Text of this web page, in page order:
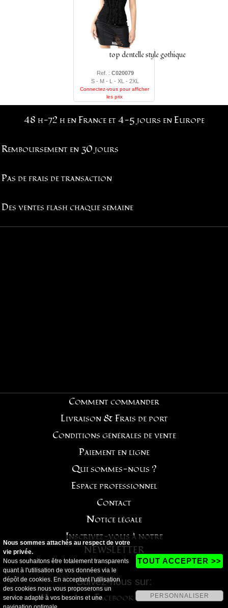
top dentelle style gothique
Ref. : C020079
S - M - L - XL - 2XL
Connectez-vous pour afficher
les prix
48 h-72 h en France et 4-5 jours en Europe
Remboursement en 30 jours
Pas de frais de transaction
Des ventes flash chaque semaine
Comment commander
Livraison & Frais de port
Conditions générales de vente
Paiement en ligne
Qui sommes-nous ?
Espace professionnel
Contact
Notice légale
Inscrivez-vous à notre
NEWSLETTER
Suivez-nous sur:
Facebook
Nous sommes attachés au respect de votre
vie privée.
Nous souhaitons être totalement transparents
quant à l'utilisation de vos données via le
dépôt de cookies. En acceptant l'utilisation
des cookies nous vous proposerons un
service adapté à vos besoins et une
TOUT ACCEPTER >>
PERSONNALISER